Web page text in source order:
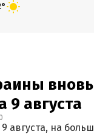
9 августа
0
августа, на